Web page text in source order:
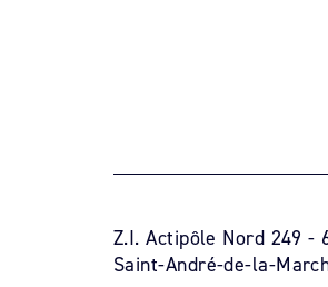
Z.I. Actipôle Nord 249 -
Saint-André-de-la-